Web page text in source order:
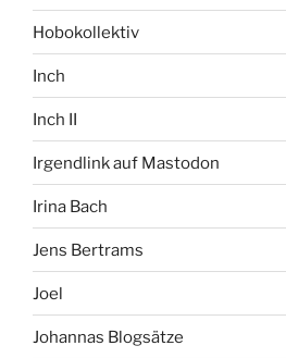
Hobokollektiv
Inch
Inch II
Irgendlink auf Mastodon
Irina Bach
Jens Bertrams
Joel
Johannas Blogsätze